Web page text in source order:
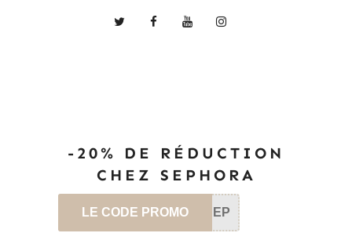
-20% DE RÉDUCTION
CHEZ SEPHORA
LE CODE PROMO SEP